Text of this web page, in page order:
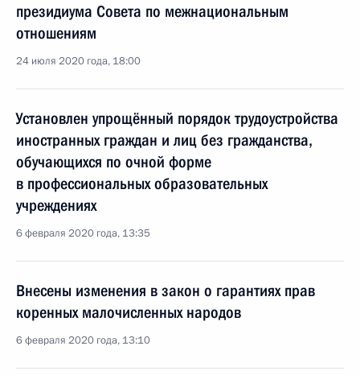
президиума Совета по межнациональным
отношениям
24 июля 2020 года, 18:00
Установлен упрощённый порядок трудоустройства
иностранных граждан и лиц без гражданства,
обучающихся по очной форме
в профессиональных образовательных
учреждениях
6 февраля 2020 года, 13:35
Внесены изменения в закон о гарантиях прав
коренных малочисленных народов
6 февраля 2020 года, 13:10